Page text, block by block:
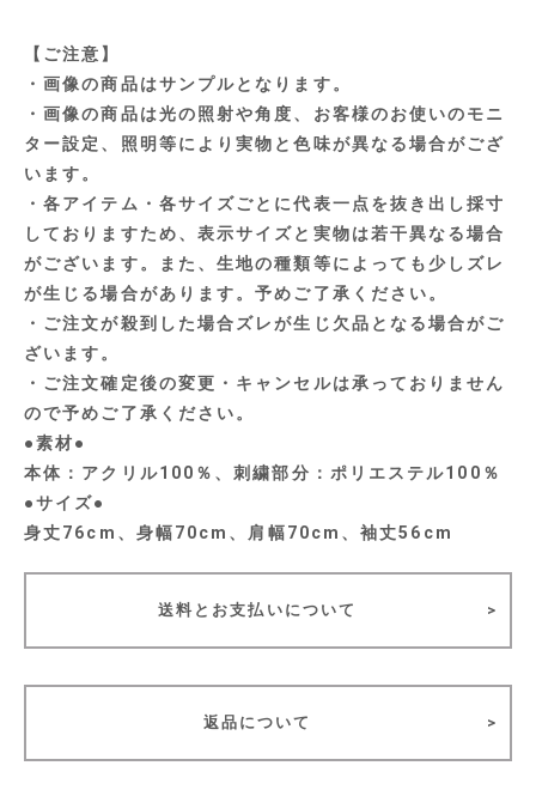
【ご注意】
・画像の商品はサンプルとなります。
・画像の商品は光の照射や角度、お客様のお使いのモニ
ター設定、照明等により実物と色味が異なる場合がござ
います。
・各アイテム・各サイズごとに代表一点を抜き出し採寸
しておりますため、表示サイズと実物は若干異なる場合
がございます。また、生地の種類等によっても少しズレ
が生じる場合があります。予めご了承ください。
・ご注文が殺到した場合ズレが生じ欠品となる場合がご
ざいます。
・ご注文確定後の変更・キャンセルは承っておりません
ので予めご了承ください。
●素材●
本体：アクリル100％、刺繍部分：ポリエステル100％
●サイズ●
身丈76cm、身幅70cm、肩幅70cm、袖丈56cm
送料とお支払いについて
返品について